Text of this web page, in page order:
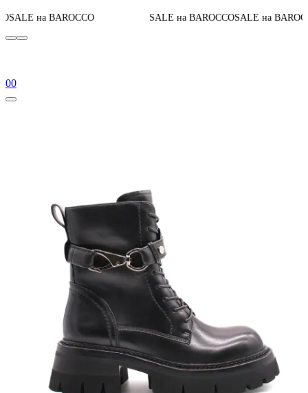
SALE на BAROCCOSALE на BAROCCOДо конца акции
00